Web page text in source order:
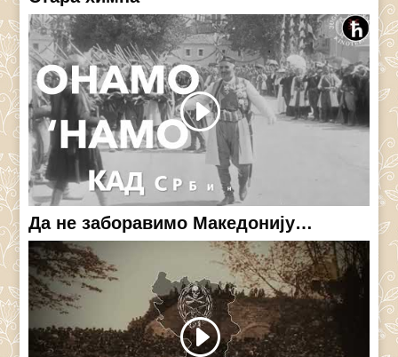
Да не заборавимо Македонију…